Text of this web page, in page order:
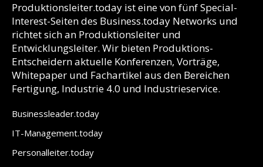
Produktionsleiter.today ist eine von fünf Special-
Interest-Seiten des Business.today Networks und
richtet sich an Produktionsleiter und
Entwicklungsleiter. Wir bieten Produktions-
Entscheidern aktuelle Konferenzen, Vorträge,
Whitepaper und Fachartikel aus den Bereichen
Fertigung, Industrie 4.0 und Industrieservice.
Businessleader.today
IT-Management.today
Personalleiter.today